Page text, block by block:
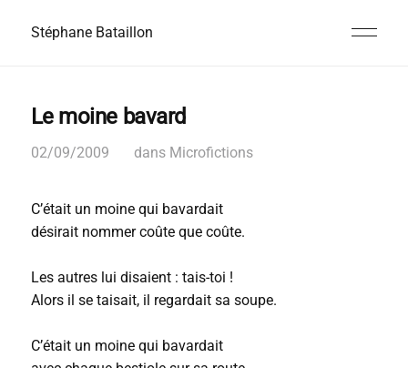
Stéphane Bataillon
Le moine bavard
02/09/2009 dans Microfictions
C’était un moine qui bavardait
désirait nommer coûte que coûte.
Les autres lui disaient : tais-toi !
Alors il se taisait, il regardait sa soupe.
C’était un moine qui bavardait